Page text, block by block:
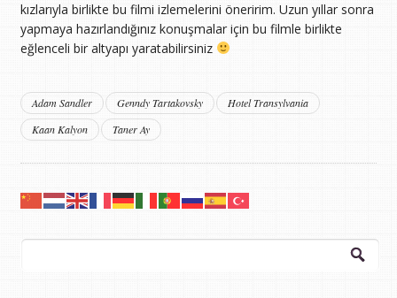
kızlarıyla birlikte bu filmi izlemelerini öneririm. Uzun yıllar sonra
yapmaya hazırlandığınız konuşmalar için bu filmle birlikte
eğlenceli bir altyapı yaratabilirsiniz
Adam Sandler Genndy Tartakovsky
Hotel Transylvania
Kaan Kalyon
Taner Ay
Arama: